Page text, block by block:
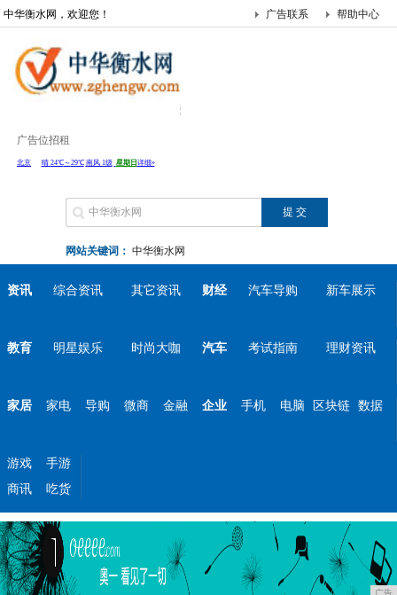
中华衡水网，欢迎您！ 帮助中心
广告联系
广告位招租
网站关键词： 中华衡水网
资讯 综合资讯 其它资讯 财经 汽车导购 新车展示
教育 明星娱乐 时尚大咖 汽车 考试指南 理财资讯
家居 家电 导购 微商 金融 企业 手机 电脑 区块链 数据
游戏
手游
商讯
吃货
广告